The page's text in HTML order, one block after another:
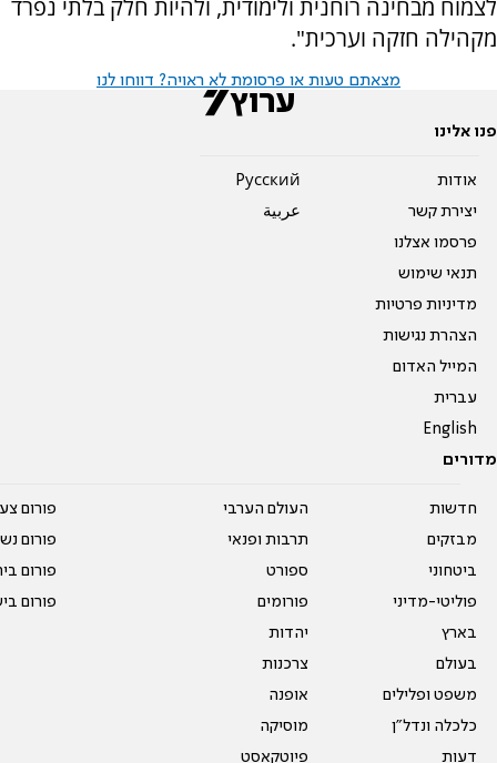
לצמוח מבחינה רוחנית ולימודית, ולהיות חלק בלתי נפרד
מקהילה חזקה וערכית".
מצאתם טעות או פרסומת לא ראויה? דווחו לנו
פנו אלינו
אודות
יצירת קשר
פרסמו אצלנו
תנאי שימוש
מדיניות פרטיות
הצהרת נגישות
המייל האדום
עברית
English
Pусский
عربية
מדורים
חדשות
מבזקים
ביטחוני
פוליטי-מדיני
בארץ
בעולם
משפט ופלילים
כלכלה ונדל"ן
דעות
העולם הערבי
תרבות ופנאי
ספורט
פורומים
יהדות
צרכנות
אופנה
מוסיקה
פיוטקאסט
פורום
פורום
פורום
פורום